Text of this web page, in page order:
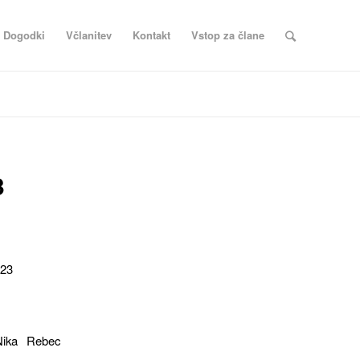
Dogodki Včlanitev Kontakt Vstop za člane
Rebec